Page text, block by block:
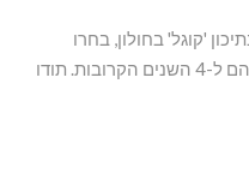
'קוגל' בחולון, בחרו
תלמידי התיכון את ראש הממשלה שלהם ל-4 השנים הקרובות. תודו